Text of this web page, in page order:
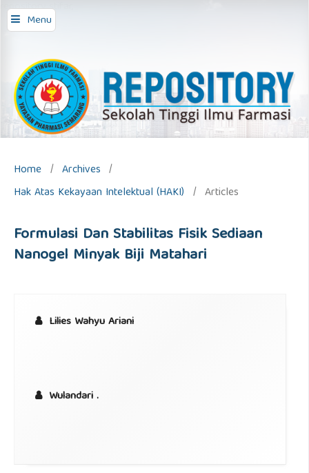
Menu
repository stifar,
Home / Archives /
Hak Atas Kekayaan Intelektual (HAKI) / Articles
Formulasi Dan Stabilitas Fisik Sediaan
Nanogel Minyak Biji Matahari
Lilies Wahyu Ariani
Wulandari .